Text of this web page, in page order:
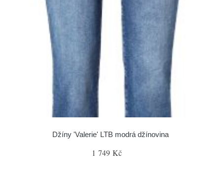
Džíny 'Valerie' LTB modrá džínovina
1 749 Kč